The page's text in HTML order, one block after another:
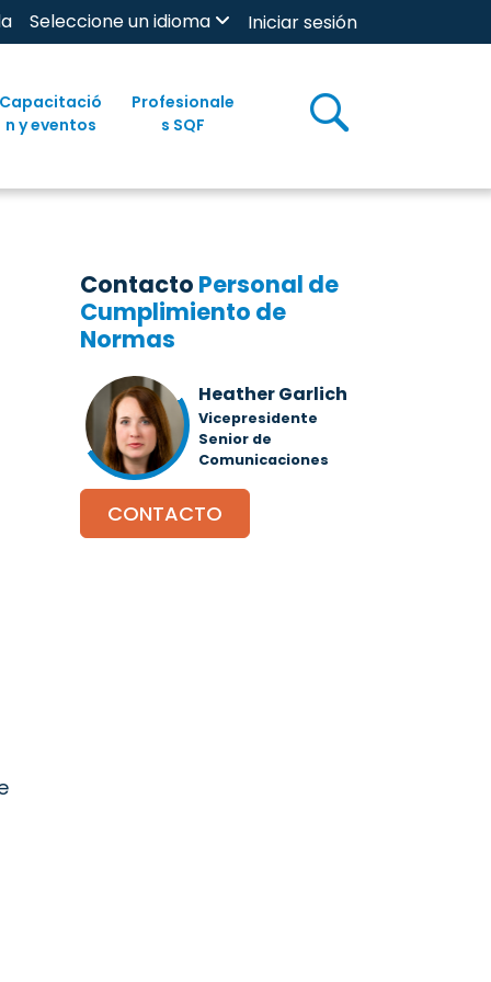
Seleccione un idioma Iniciar sesión
Capacitació
n y eventos
Profesionale
s SQF
Contacto Personal de
Cumplimiento de
Normas
Heather Garlich
Vicepresidente
Senior de
Comunicaciones
CONTACTO